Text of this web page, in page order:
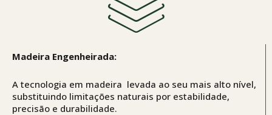
Madeira Engenheirada:
A tecnologia em madeira levada ao seu mais alto nível,
substituindo limitações naturais por estabilidade,
precisão e durabilidade.